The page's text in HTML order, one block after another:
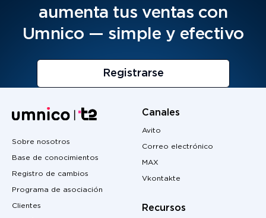
aumenta tus ventas con
Umnico — simple y efectivo
Registrarse
Sobre nosotros
Base de conocimientos
Registro de cambios
Programa de asociación
Clientes
Canales
Avito
Correo electrónico
MAX
Vkontakte
Recursos